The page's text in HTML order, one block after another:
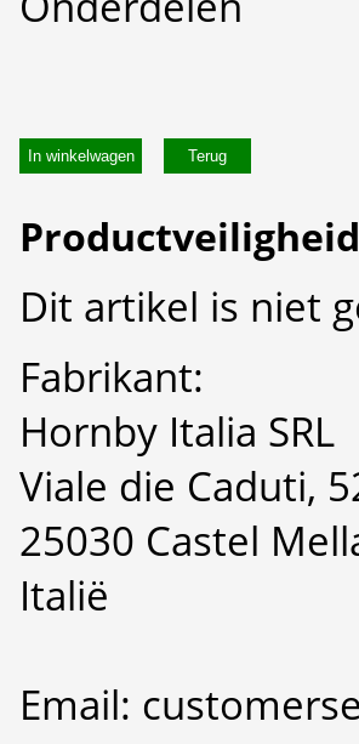
In winkelwagen
Productveiligheid
Dit artikel is niet
Fabrikant:
Hornby Italia SRL
Viale die Caduti,
25030 Castel
Italië
Email: